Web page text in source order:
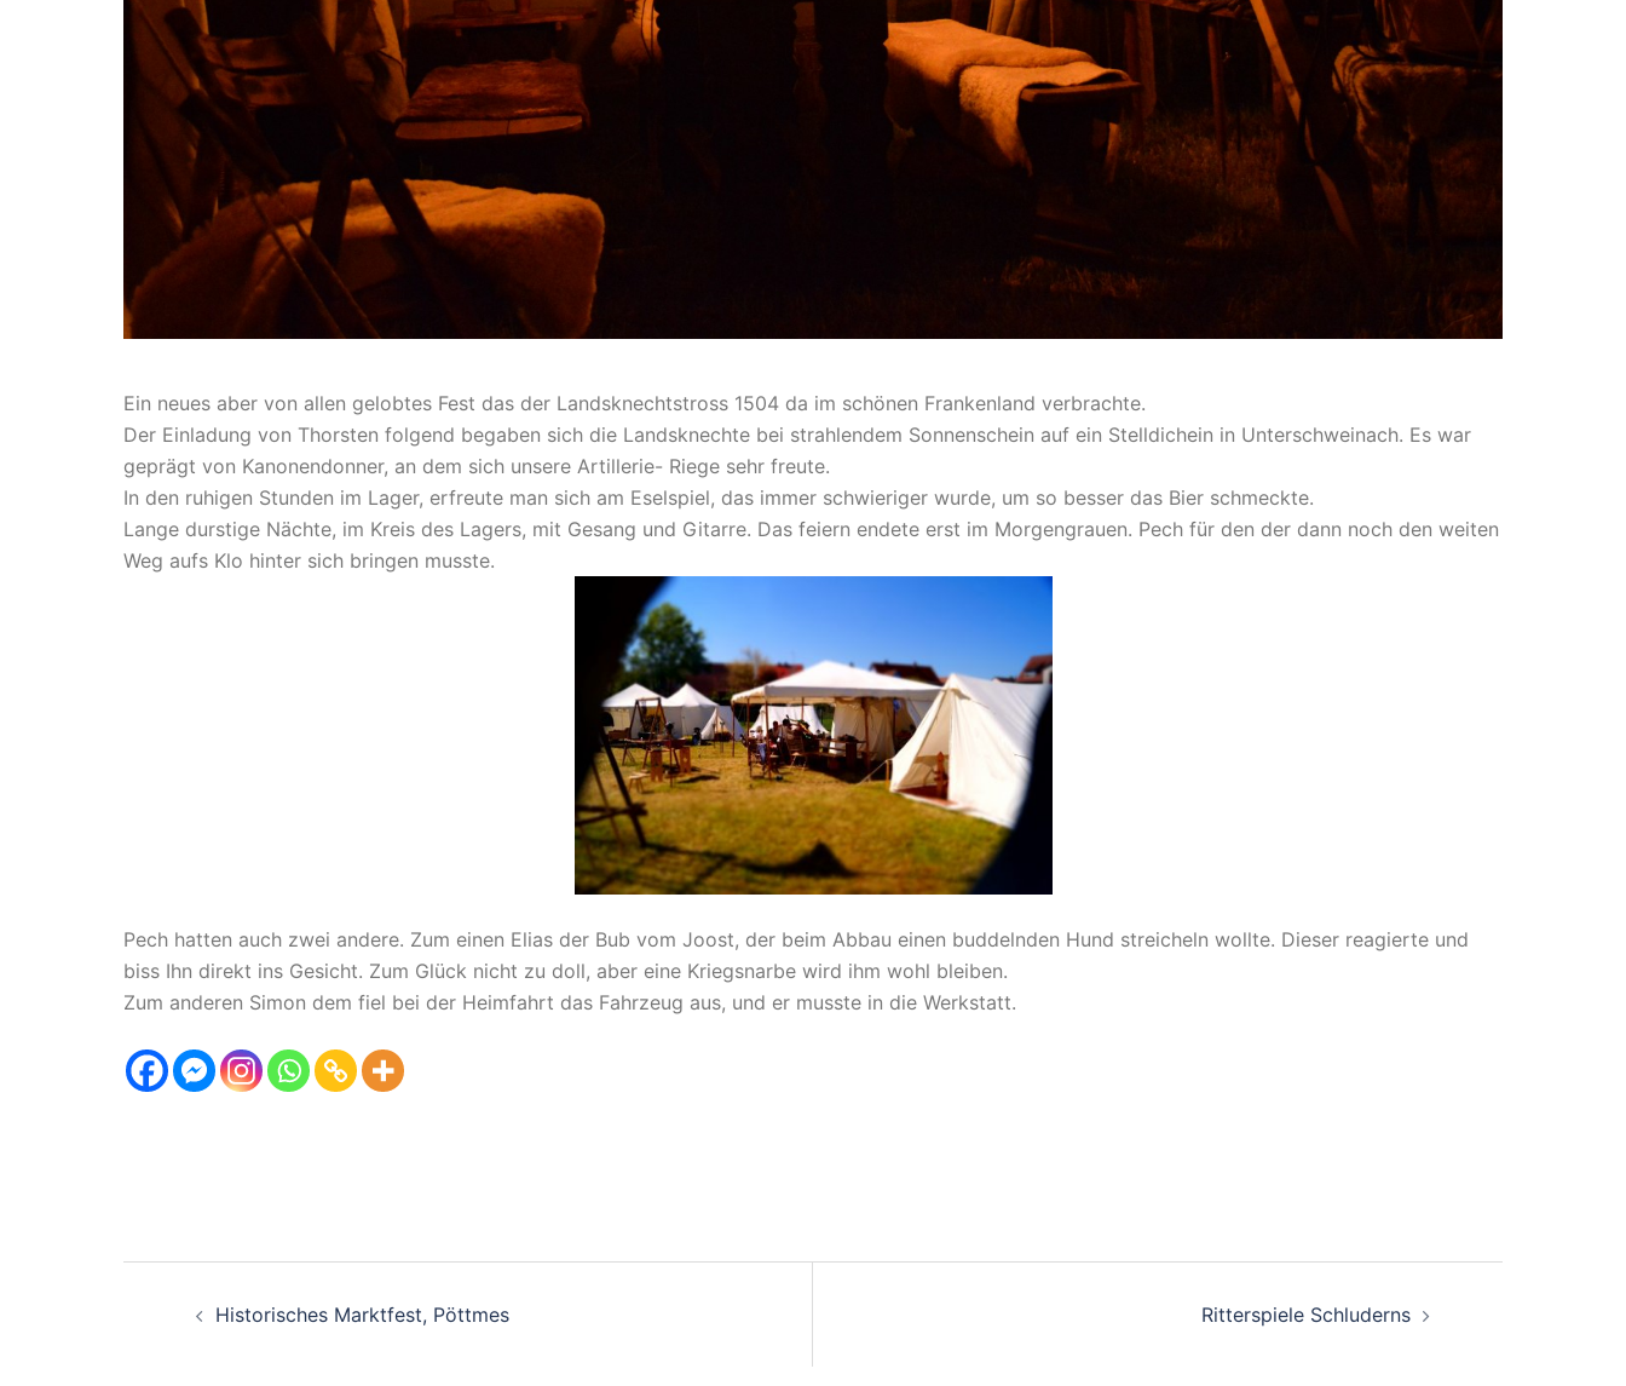
Ein neues aber von allen gelobtes Fest das der Landsknechtstross 1504 da im schönen Frankenland verbrachte.
Der Einladung von Thorsten folgend begaben sich die Landsknechte bei strahlendem Sonnenschein auf ein Stelldichein in Unterschweinach. Es war
geprägt von Kanonendonner, an dem sich unsere Artillerie- Riege sehr freute.
In den ruhigen Stunden im Lager, erfreute man sich am Eselspiel, das immer schwieriger wurde, um so besser das Bier schmeckte.
Lange durstige Nächte, im Kreis des Lagers, mit Gesang und Gitarre. Das feiern endete erst im Morgengrauen. Pech für den der dann noch den weiten
Weg aufs Klo hinter sich bringen musste.
Pech hatten auch zwei andere. Zum einen Elias der Bub vom Joost, der beim Abbau einen buddelnden Hund streicheln wollte. Dieser reagierte und
biss Ihn direkt ins Gesicht. Zum Glück nicht zu doll, aber eine Kriegsnarbe wird ihm wohl bleiben.
Zum anderen Simon dem fiel bei der Heimfahrt das Fahrzeug aus, und er musste in die Werkstatt.
Beitragsnavigation
Historisches Marktfest, Pöttmes Ritterspiele Schluderns